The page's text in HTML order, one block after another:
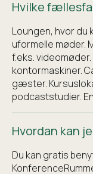
Hvilke
Loungen, hvor du
uformelle møder.
f.eks.
kontormaskiner.
gæster.
podcaststudier.
Hvordan kan
Du kan gratis